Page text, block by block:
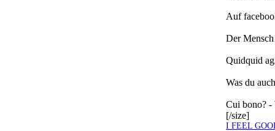
Auf
Der
Quidquid
Was du
Cui bono? -
[/size]
I FEEL